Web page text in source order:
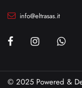
info@eltrasas.it
© 2025 Powered &